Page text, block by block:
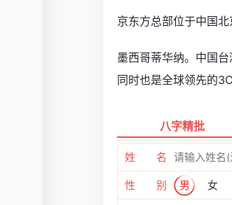
京东方总部位于中国北
墨西哥蒂华纳。中国
同时也是全球领先的
八字精批
姓 名
性 别 男 女